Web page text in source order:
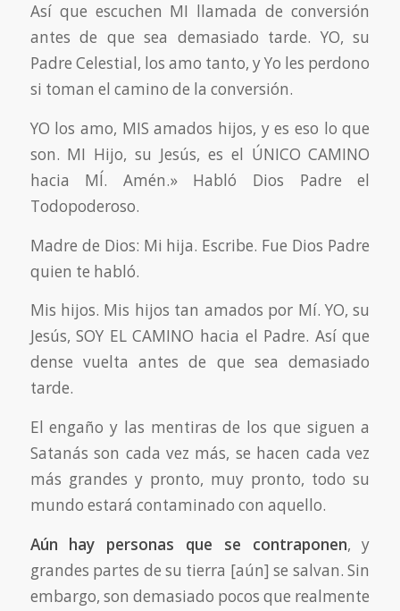
Así que escuchen MI llamada de conversión
antes de que sea demasiado tarde. YO, su
Padre Celestial, los amo tanto, y Yo les perdono
si toman el camino de la conversión.
YO los amo, MIS amados hijos, y es eso lo que
son. MI Hijo, su Jesús, es el ÚNICO CAMINO
hacia MÍ. Amén.» Habló Dios Padre el
Todopoderoso.
Madre de Dios: Mi hija. Escribe. Fue Dios Padre
quien te habló.
Mis hijos. Mis hijos tan amados por Mí. YO, su
Jesús, SOY EL CAMINO hacia el Padre. Así que
dense vuelta antes de que sea demasiado
tarde.
El engaño y las mentiras de los que siguen a
Satanás son cada vez más, se hacen cada vez
más grandes y pronto, muy pronto, todo su
mundo estará contaminado con aquello.
Aún hay personas que se contraponen, y
grandes partes de su tierra [aún] se salvan. Sin
embargo, son demasiado pocos que realmente